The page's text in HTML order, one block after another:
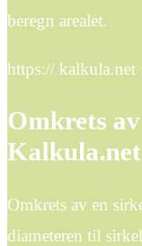
beregn arealet.
https:// kalkula.net
Omkrets
Kalkula.net
Omkrets av en
diameteren til